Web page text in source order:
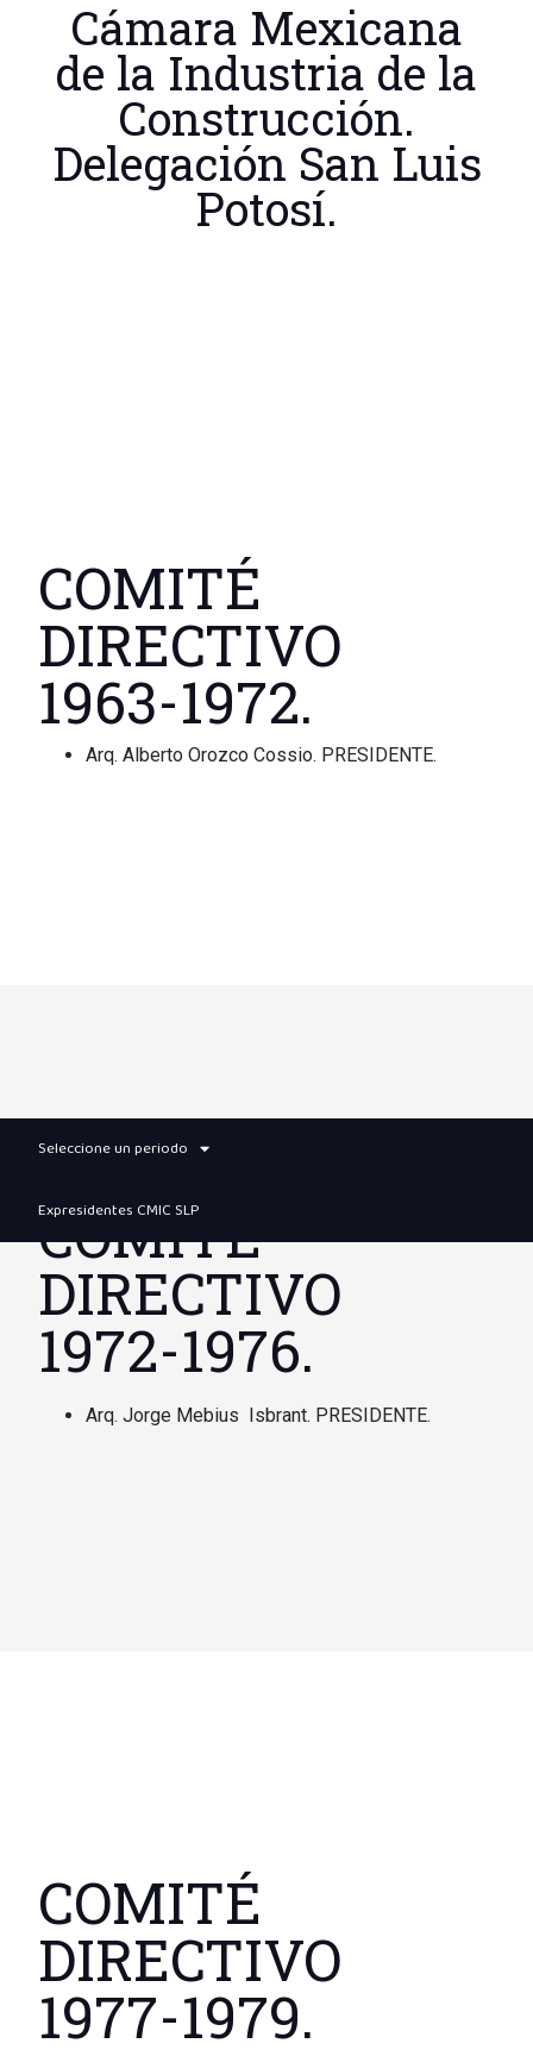
Cámara Mexicana
de la Industria de la
Construcción.
Delegación San Luis
Potosí.
Seleccione un periodo
Expresidentes CMIC SLP
COMITÉ
DIRECTIVO
1963-1972.
Arq. Alberto Orozco Cossio. PRESIDENTE.
COMITÉ
DIRECTIVO
1972-1976.
Arq. Jorge Mebius Isbrant. PRESIDENTE.
COMITÉ
DIRECTIVO
1977-1979.